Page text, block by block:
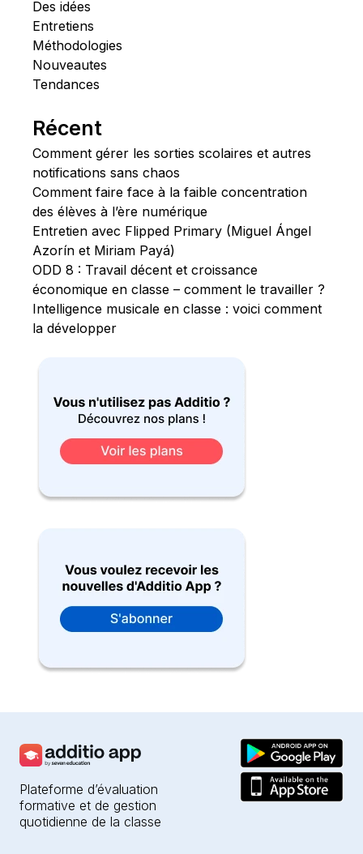
Des idées
Entretiens
Méthodologies
Nouveautes
Tendances
Récent
Comment gérer les sorties scolaires et autres
notifications sans chaos
Comment faire face à la faible concentration
des élèves à l’ère numérique
Entretien avec Flipped Primary (Miguel Ángel
Azorín et Miriam Payá)
ODD 8 : Travail décent et croissance
économique en classe – comment le travailler ?
Intelligence musicale en classe : voici comment
la développer
Plateforme d’évaluation
formative et de gestion
quotidienne de la classe